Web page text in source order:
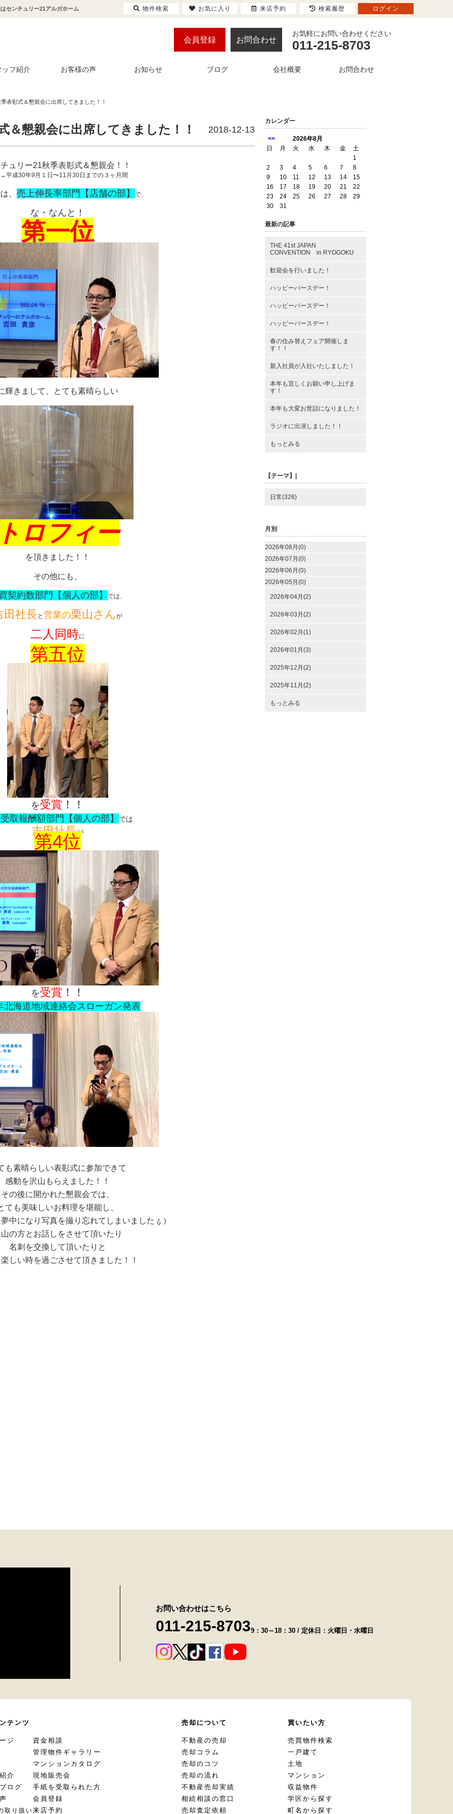
センチュリー21アルガホーム
会員登録 お問合わせ
お気軽にお問い合わせください
011-215-8703
ッフ紹介 お客様の声 お知らせ ブログ 会社概要 お問合わせ
表彰式＆懇親会に出席してきました！！
＆懇親会に出席してきました！！ 2018-12-13
ュリー21秋季表彰式＆懇親会！！
平成30年9月１日〜11月30日までの３ヶ月間
、 売上伸長率部門【店舗の部】 で、
な・なんと！
第一位
輝きまして、とても素晴らしい
ロフィー
を頂きました！！
その他にも、
契約数部門【個人の部】 では、
田社長 と 営業の栗山さんが
二人同時に
第五位
を受賞 ！！
取報酬額部門【個人の部】 では
吉田社長が
第4位
を受賞 ！！
北海道地域連絡会スローガン発表
も素晴らしい表彰式に参加できて
感動を沢山もらえました！！
その後に開かれた懇親会では、
ても美味しいお料理を堪能し、
中になり写真を撮り忘れてしまいました
）
の方とお話しをさせて頂いたり
名刺を交換して頂いたりと
しい時を過ごさせて頂きました！！
カレンダー
<<
2026年8月
日
月 火 水 木 金
土
1
2
3 4 5 6 7
8
9
10 11 12 13 14
15
16
17 18 19 20 21
22
23
24 25 26 27 28
29
30
31
最新の記事
THE 41st JAPAN
CONVENTION in RYOGOKU
歓迎会を行いました！
ハッピーバースデー！
ハッピーバースデー！
ハッピーバースデー！
春の住み替えフェア開催しま
す！！
新入社員が入社いたしました！
本年も宜しくお願い申し上げま
す！
本年も大変お世話になりました！
ラジオに出演しました！！
もっとみる
【テーマ】|
日常(326)
月別
2026年08月(0)
2026年07月(0)
2026年06月(0)
2026年05月(0)
2026年04月(2)
2026年03月(2)
2026年02月(1)
2026年01月(3)
2025年12月(2)
2025年11月(2)
もっとみる
お問い合わせはこちら
011-215-87039：30～18：30 / 定休日：火曜日・水曜日
テンツ
ジ
介
ログ
取り扱い
資金相談
管理物件ギャラリー
マンションカタログ
現地販売会
手紙を受取られた方
会員登録
来店予約
売却について
不動産の売却
売却コラム
売却のコツ
売却の流れ
不動産売却実績
相続相談の窓口
売却査定依頼
買いたい方
売買物件検索
一戸建て
土地
マンション
収益物件
学区から探す
町名から探す
物件検索 お気に入り 来店予約 検索履歴 ログイン